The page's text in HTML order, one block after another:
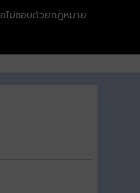
ไม่ชอบด้วยกฎหมาย